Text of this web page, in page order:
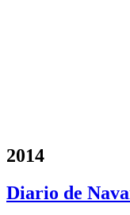
2014
Diario de